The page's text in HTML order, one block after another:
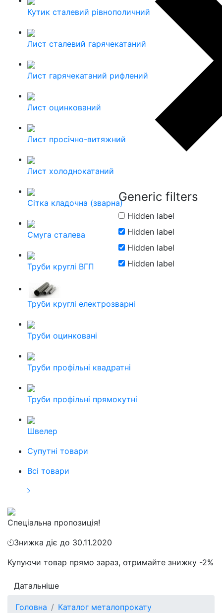
Generic filters
Hidden label
Hidden label
Hidden label
Hidden label
Кутик сталевий рівнополичний
Лист сталевий гарячекатаний
Лист гарячекатаний рифлений
Лист оцинкований
Лист просічно-витяжний
Лист холоднокатаний
Сітка кладочна (зварна)
Смуга сталева
Труби круглі ВГП
Труби круглі електрозварні
Труби оцинковані
Труби профільні квадратні
Труби профільні прямокутні
Швелер
Cупутні товари
Всі товари
Спеціальна пропозиція!
Знижка діє до 30.11.2020
Купуючи товар прямо зараз, отримайте знижку -2%
Датальніше
Головна
Каталог металопрокату